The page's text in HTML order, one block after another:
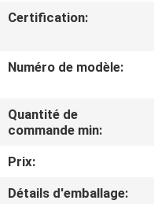
NOUS
VISITE
CONTRÔLE
DE
QUALITÉ
Certification:
Numéro de modèle:
Quantité de
commande min:
Prix:
Détails d'emballage: